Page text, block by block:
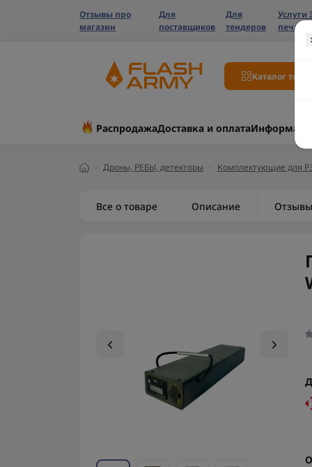
Отзывы про
магазин
Для
поставщиков
Для
тендеров
Услуги
печати
Каталог
РаспродажаДоставка и оплата
Дроны, РЕБЫ, детекторы Комплектующие для
Все о товаре Описание Отзывы